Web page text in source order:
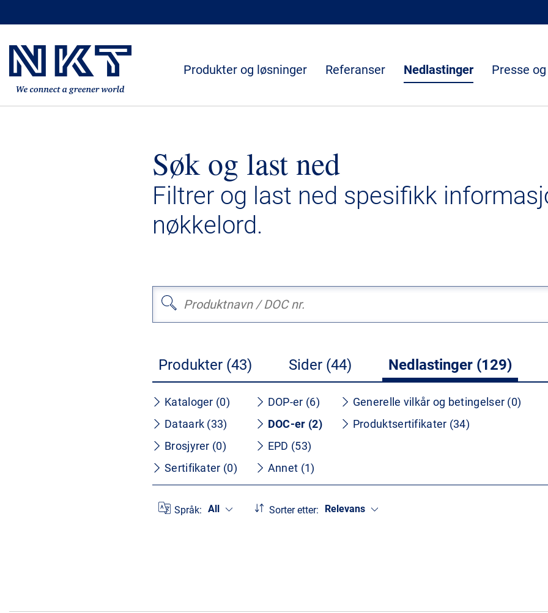
Produkter og løsninger Referanser Nedlastinger Presse
Søk og last ned
Filtrer og last ned spesifikk
nøkkelord.
Produkter (43) Sider (44) Nedlastinger (129)
Kataloger (0)
Dataark (33)
Brosjyrer (0)
Sertifikater (0)
DOP-er (6)
DOC-er (2)
EPD (53)
Annet (1)
Generelle vilkår og betingelser (0)
Produktsertifikater (34)
Språk: All Sorter etter: Relevans